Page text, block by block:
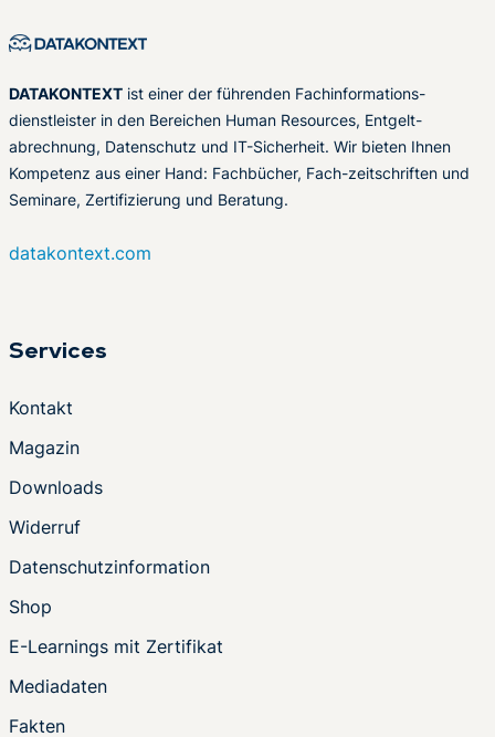
DATAKONTEXT ist einer der führenden Fachinformations-
dienstleister in den Bereichen Human Resources, Entgelt-
abrechnung, Datenschutz und IT-Sicherheit. Wir bieten Ihnen
Kompetenz aus einer Hand: Fachbücher, Fach-zeitschriften und
Seminare, Zertifizierung und Beratung.
datakontext.com
Services
Kontakt
Magazin
Downloads
Widerruf
Datenschutzinformation
Shop
E-Learnings mit Zertifikat
Mediadaten
Fakten